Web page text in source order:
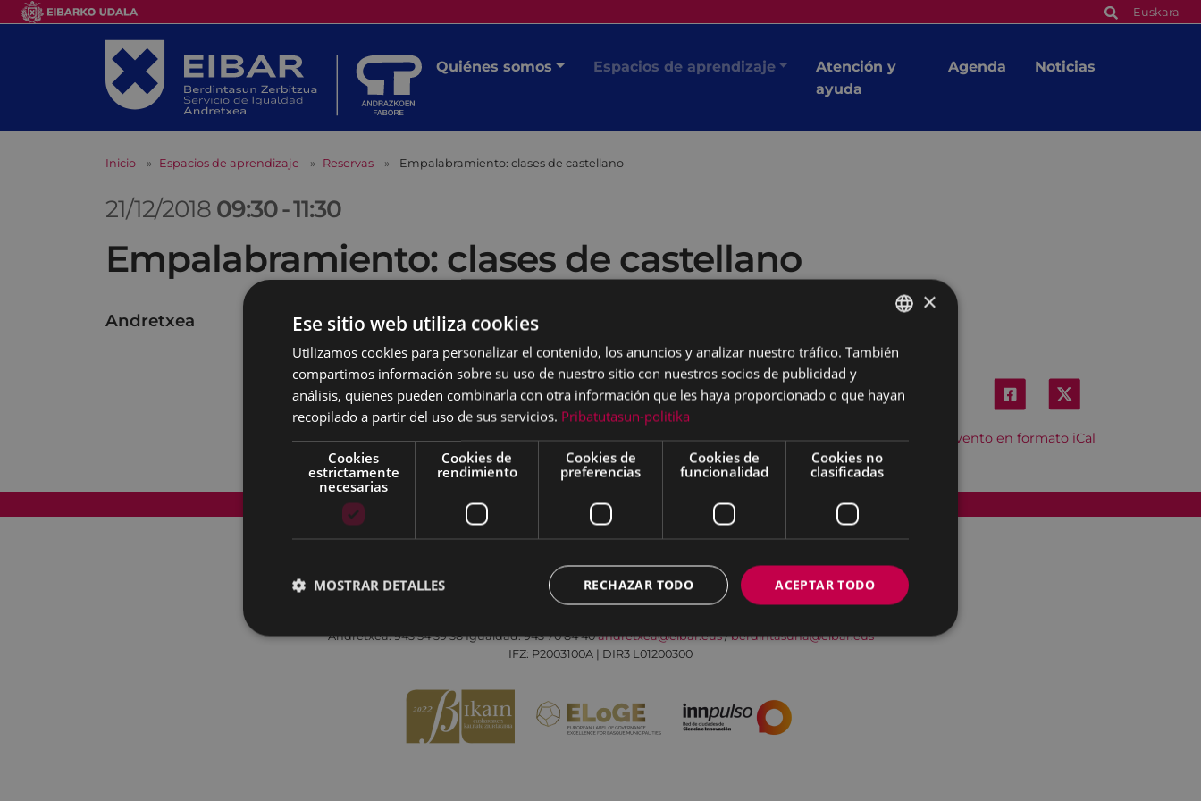
Euskara
Quiénes somos Espacios de aprendizaje
Atención y
ayuda
Agenda Noticias
Inicio Espacios de aprendizaje Reservas Empalabramiento: clases de castellano
21/12/2018 09:30-11:30
Empalabramiento: clases de castellano
Andretxea
Descargar el evento en formato iCal
Mapa del Sitio Aviso legal Política de cookies Contacto Accesibilidad
Todas las redes sociales del Ayuntamiento
Andretxea: 943 54 39 38Igualdad: 943 70 84 40andretxea@eibar.eus/berdintasuna@eibar.eus
IFZ: P2003100A | DIR3 L01200300
BASQUE
×
Ese sitio web utiliza cookies
Utilizamos cookies para personalizar el contenido, los anuncios y analizar nuestro tráfico. También
compartimos información sobre su uso de nuestro sitio con nuestros socios de publicidad y
análisis, quienes pueden combinarla con otra información que les haya proporcionado o que hayan
recopilado a partir del uso de sus servicios. Pribatutasun-politika
Cookies
estrictamente
necesarias
Cookies de
rendimiento
Cookies de
preferencias
Cookies de
funcionalidad
Cookies no
clasificadas
ACEPTAR TODO
RECHAZAR TODO
MOSTRAR DETALLES